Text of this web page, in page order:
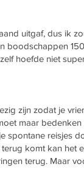
uitgaf, dus ik
boodschappen
hoefde niet
zijn zodat je
maar bedenken
spontane reisjes
komt kan het
terug. Maar